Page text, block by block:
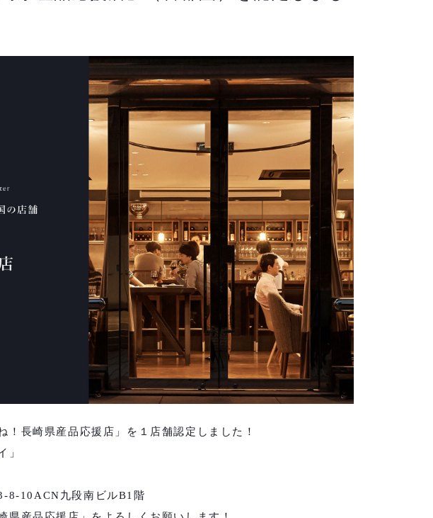
！長崎県産品応援店」を１店舗認定しました！
」
8-10ACN九段南ビルB1階